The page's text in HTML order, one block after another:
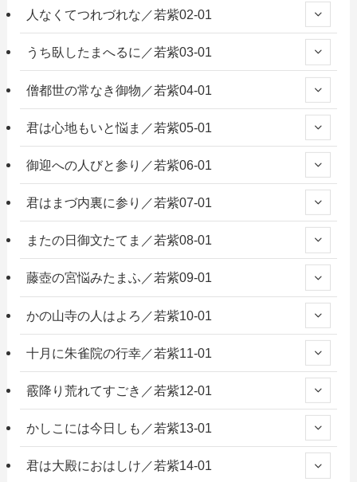
人なくてつれづれな／若紫02-01
うち臥したまへるに／若紫03-01
僧都世の常なき御物／若紫04-01
君は心地もいと悩ま／若紫05-01
御迎への人びと参り／若紫06-01
君はまづ内裏に参り／若紫07-01
またの日御文たてま／若紫08-01
藤壺の宮悩みたまふ／若紫09-01
かの山寺の人はよろ／若紫10-01
十月に朱雀院の行幸／若紫11-01
霰降り荒れてすごき／若紫12-01
かしこには今日しも／若紫13-01
君は大殿におはしけ／若紫14-01